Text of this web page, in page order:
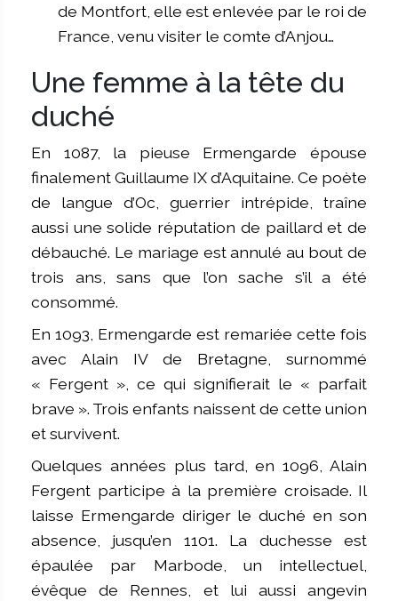
de Montfort, elle est enlevée par le roi de
France, venu visiter le comte d’Anjou…
Une femme à la tête du
duché
En 1087, la pieuse Ermengarde épouse
finalement Guillaume IX d’Aquitaine. Ce poète
de langue d’Oc, guerrier intrépide, traîne
aussi une solide réputation de paillard et de
débauché. Le mariage est annulé au bout de
trois ans, sans que l’on sache s’il a été
consommé.
En 1093, Ermengarde est remariée cette fois
avec Alain IV de Bretagne, surnommé
« Fergent », ce qui signifierait le « parfait
brave ». Trois enfants naissent de cette union
et survivent.
Quelques années plus tard, en 1096, Alain
Fergent participe à la première croisade. Il
laisse Ermengarde diriger le duché en son
absence, jusqu’en 1101. La duchesse est
épaulée par Marbode, un intellectuel,
évêque de Rennes, et lui aussi angevin